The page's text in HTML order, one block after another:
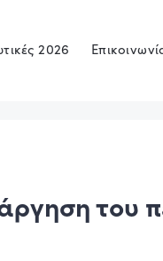
2026
του